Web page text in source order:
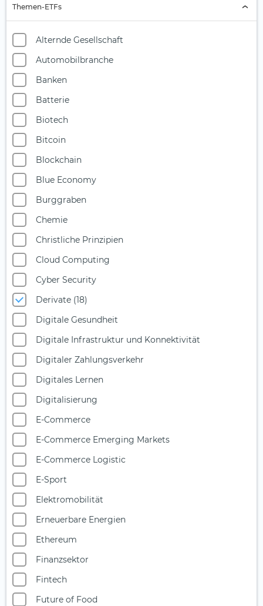
Indexauswahl
Themen-ETFs
Alternde Gesellschaft
Automobilbranche
Banken
Batterie
Biotech
Bitcoin
Blockchain
Blue Economy
Burggraben
Chemie
Christliche Prinzipien
Cloud Computing
Cyber Security
Derivate (18)
Digitale Gesundheit
Digitale Infrastruktur und Konnektivität
Digitaler Zahlungsverkehr
Digitales Lernen
Digitalisierung
E-Commerce
E-Commerce Emerging Markets
E-Commerce Logistic
E-Sport
Elektromobilität
Erneuerbare Energien
Ethereum
Finanzsektor
Fintech
Future of Food